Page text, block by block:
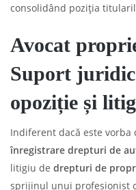
consolidând poziția
Avocat
Suport
opoziție și
Indiferent dacă este vorba
înregistrare drepturi de
litigiu de drepturi de
sprijinul unui profesionist